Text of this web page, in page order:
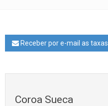
Receber por e-mail as taxas
Coroa Sueca